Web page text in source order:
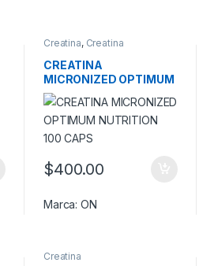
Creatina, Creatina
CREATINA
MICRONIZED OPTIMUM
NUTRITION 100 CAPS
$400.00
Marca:ON
Creatina